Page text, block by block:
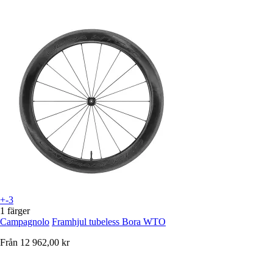
+-3
1 färger
Campagnolo Framhjul tubeless Bora WTO
Från 12 962,00 kr